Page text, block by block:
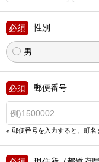
性別
男
郵便番号
郵便番号を入力すると、町名